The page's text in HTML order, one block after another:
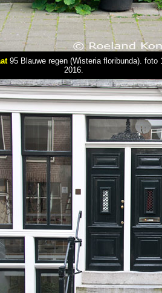
95 Blauwe regen (Wisteria floribunda). foto
2016.